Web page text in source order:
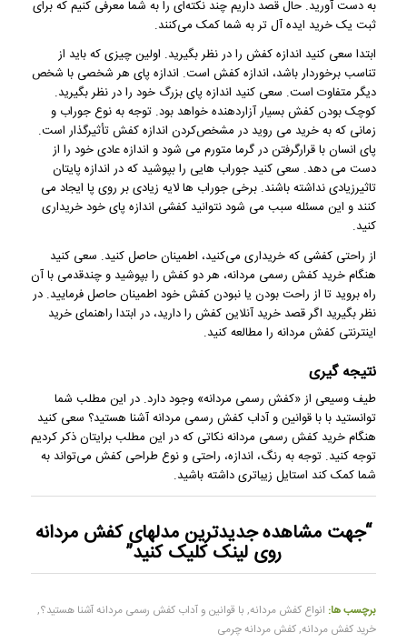
به دست آورید. حال قصد داریم چند نکته‌ای را به شما معرفی کنیم که برای
ثبت یک خرید ایده آل تر به شما کمک می‌کنند.
ابتدا سعی کنید اندازه کفش را در نظر بگیرید. اولین چیزی که باید از
تناسب برخوردار باشد، اندازه کفش است. اندازه پای هر شخصی با شخص
دیگر متفاوت است. سعی کنید اندازه پای بزرگ خود را در نظر بگیرید.
کوچک بودن کفش بسیار آزاردهنده خواهد بود. توجه به نوع جوراب و
زمانی که به خرید می روید در مشخص‌کردن اندازه کفش تأثیرگذار است.
پای انسان با قرارگرفتن در گرما متورم می شود و اندازه عادی خود را از
دست می دهد. سعی کنید جوراب هایی را بپوشید که در اندازه پایتان
تاثیرزیادی نداشته باشند. برخی جوراب ها لایه زیادی بر روی پا ایجاد می
کنند و این مسئله سبب می شود نتوانید کفشی اندازه پای خود خریداری
کنید.
از راحتی کفشی که خریداری می‌کنید، اطمینان حاصل کنید. سعی کنید
هنگام خرید کفش رسمی مردانه، هر دو کفش را بپوشید و چندقدمی با آن
راه بروید تا از راحت بودن یا نبودن کفش خود اطمینان حاصل فرمایید. در
نظر بگیرید اگر قصد خرید آنلاین کفش را دارید، در ابتدا راهنمای خرید
اینترنتی کفش مردانه را مطالعه کنید.
نتیجه‌ گیری
طیف وسیعی از «کفش رسمی مردانه» وجود دارد. در این مطلب شما
توانستید با با قوانین و آداب کفش رسمی مردانه آشنا هستید؟ سعی کنید
هنگام خرید کفش رسمی مردانه نکاتی که در این مطلب برایتان ذکر کردیم
توجه کنید. توجه به رنگ، اندازه، راحتی و نوع طراحی کفش می‌تواند به
شما کمک کند استایل زیباتری داشته باشید.
“جهت مشاهدهجدیدترین مدلهای کفش مردانه
روی لینک کلیک کنید”
برچسب ها: انواع کفش مردانه, با قوانین و آداب کفش رسمی مردانه آشنا هستید؟,
خرید کفش مردانه,کفش مردانه چرمی